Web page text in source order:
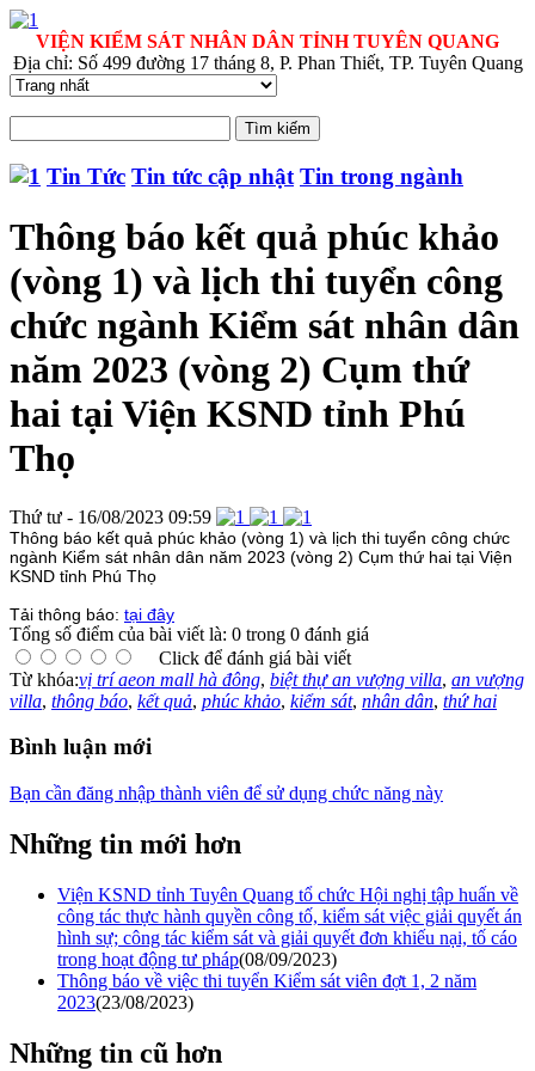
VIỆN KIỂM SÁT NHÂN DÂN TỈNH TUYÊN QUANG
Địa chỉ: Số 499 đường 17 tháng 8, P. Phan Thiết, TP. Tuyên Quang
Tin Tức Tin tức cập nhật Tin trong ngành
Thông báo kết quả phúc khảo
(vòng 1) và lịch thi tuyển công
chức ngành Kiểm sát nhân dân
năm 2023 (vòng 2) Cụm thứ
hai tại Viện KSND tỉnh Phú
Thọ
Thứ tư - 16/08/2023 09:59
Thông báo kết quả phúc khảo (vòng 1) và lịch thi tuyển công chức
ngành Kiểm sát nhân dân năm 2023 (vòng 2) Cụm thứ hai tại Viện
KSND tỉnh Phú Thọ
Tải thông báo: tại đây
Tổng số điểm của bài viết là: 0 trong 0 đánh giá
Click để đánh giá bài viết
Từ khóa:vị trí aeon mall hà đông, biệt thự an vượng villa, an vượng
villa, thông báo, kết quả, phúc khảo, kiểm sát, nhân dân, thứ hai
Bình luận mới
Bạn cần đăng nhập thành viên để sử dụng chức năng này
Những tin mới hơn
Viện KSND tỉnh Tuyên Quang tổ chức Hội nghị tập huấn về
công tác thực hành quyền công tố, kiểm sát việc giải quyết án
hình sự; công tác kiểm sát và giải quyết đơn khiếu nại, tố cáo
trong hoạt động tư pháp(08/09/2023)
Thông báo về việc thi tuyển Kiểm sát viên đợt 1, 2 năm
2023(23/08/2023)
Những tin cũ hơn